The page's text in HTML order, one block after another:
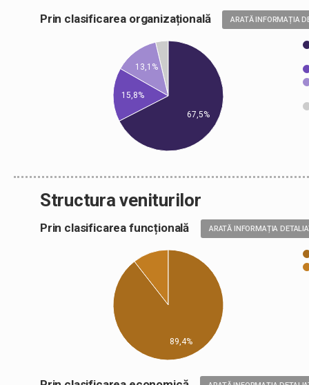
Prin clasificarea organizațională ARATĂ INFORMAȚIA
13,1%
15,8%
67,5%
Structura veniturilor
Prin clasificarea funcțională ARATĂ INFORMAȚIA
89,4%